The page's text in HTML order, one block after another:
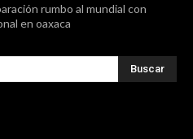
rumbo al mundial con
en oaxaca
Buscar